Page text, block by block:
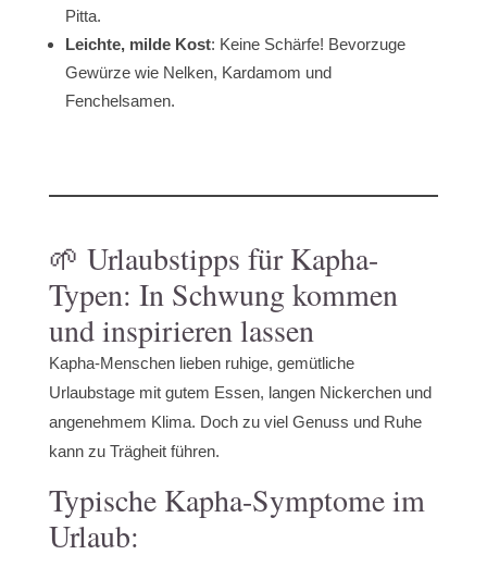
Pitta.
Leichte, milde Kost: Keine Schärfe! Bevorzuge
Gewürze wie Nelken, Kardamom und
Fenchelsamen.
🌱 Urlaubstipps für Kapha-
Typen: In Schwung kommen
und inspirieren lassen
Kapha-Menschen lieben ruhige, gemütliche
Urlaubstage mit gutem Essen, langen Nickerchen und
angenehmem Klima. Doch zu viel Genuss und Ruhe
kann zu Trägheit führen.
Typische Kapha-Symptome im
Urlaub: